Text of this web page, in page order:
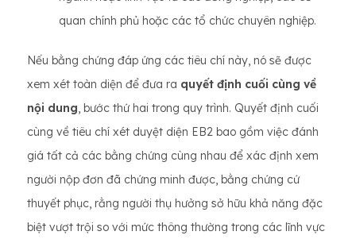
quan chính phủ hoặc các tổ chức chuyên nghiệp.
Nếu bằng chứng đáp ứng các tiêu chí này, nó sẽ được
xem xét toàn diện để đưa ra quyết định cuối cùng về
nội dung, bước thứ hai trong quy trình. Quyết định cuối
cùng về tiêu chí xét duyệt diện EB2 bao gồm việc đánh
giá tất cả các bằng chứng cùng nhau để xác định xem
người nộp đơn đã chứng minh được, bằng chứng cứ
thuyết phục, rằng người thụ hưởng sở hữu khả năng đặc
biệt vượt trội so với mức thông thường trong các lĩnh vực